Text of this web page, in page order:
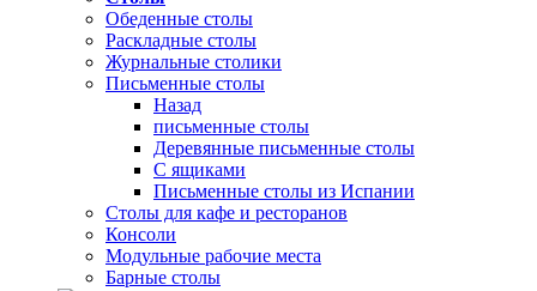
Обеденные столы
Раскладные столы
Журнальные столики
Письменные столы
Назад
письменные столы
Деревянные письменные столы
С ящиками
Письменные столы из Испании
Столы для кафе и ресторанов
Консоли
Модульные рабочие места
Барные столы